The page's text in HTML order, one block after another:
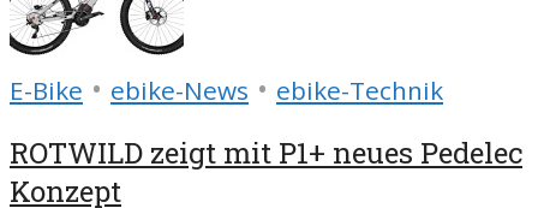
E-Bike • ebike-News • ebike-Technik
ROTWILD zeigt mit P1+ neues Pedelec
Konzept